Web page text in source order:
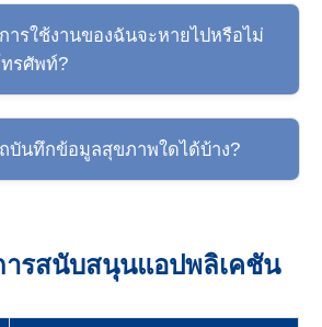
ารใช้งานของฉันจะหายไปหรือไม่
รศัพท์?
บันทึกข้อมูลสุขภาพใดได้บ้าง?
รสนับสนุนแอปพลิเคชัน